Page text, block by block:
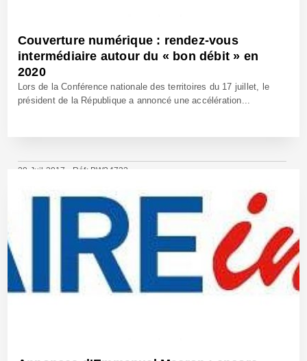
Couverture numérique : rendez-vous
intermédiaire autour du « bon débit » en
2020
Lors de la Conférence nationale des territoires du 17 juillet, le
président de la République a annoncé une accélération...
20 Juil 2017 - Réf: BW24732